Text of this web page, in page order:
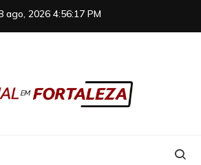
ago, 2026 4:56:18 PM